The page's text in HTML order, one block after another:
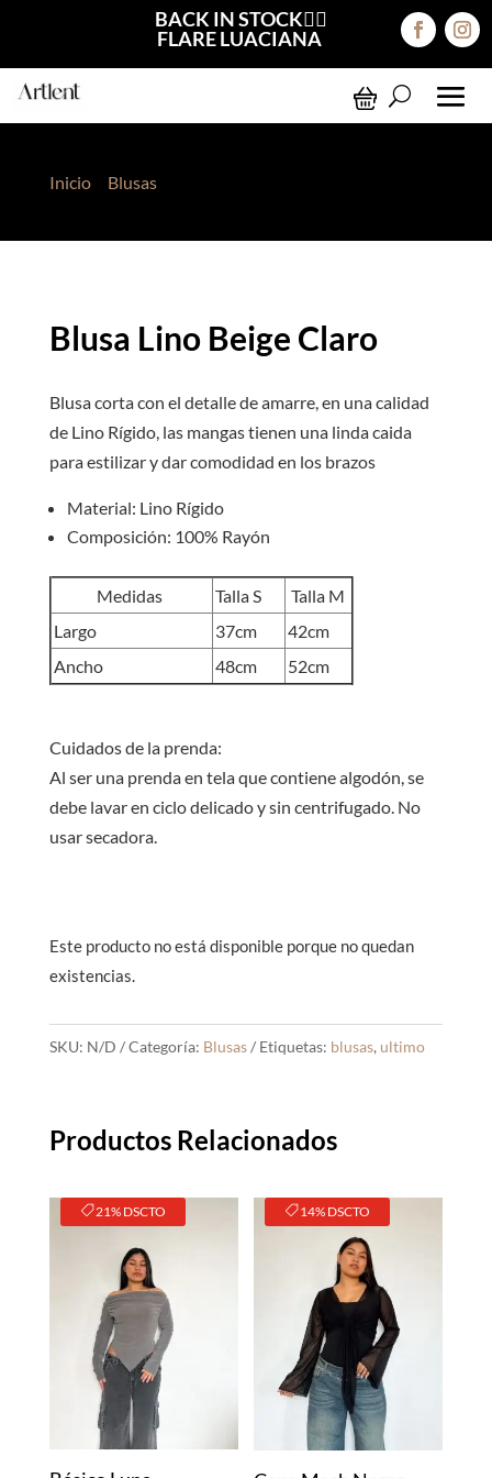
BACK IN STOCK❤️‍🔥
FLARE LUACIANA
Inicio> Blusas> Blusa Lino Beige Claro
Blusa Lino Beige Claro
Blusa corta con el detalle de amarre, en una calidad
de Lino Rígido, las mangas tienen una linda caida
para estilizar y dar comodidad en los brazos
Material: Lino Rígido
Composición: 100% Rayón
Medidas Talla S
Talla M
Largo
37cm
42cm
Ancho
48cm 52cm
Cuidados de la prenda:
Al ser una prenda en tela que contiene algodón, se
debe lavar en ciclo delicado y sin centrifugado. No
usar secadora.
Este producto no está disponible porque no quedan
existencias.
SKU: N/D Categoría: Blusas Etiquetas: blusas, ultimo
Productos Relacionados
21% DSCTO 14% DSCTO